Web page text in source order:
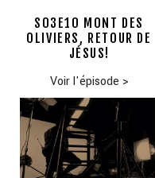
S03E10 MONT DES
OLIVIERS, RETOUR DE
JÉSUS!
Voir l'épisode >